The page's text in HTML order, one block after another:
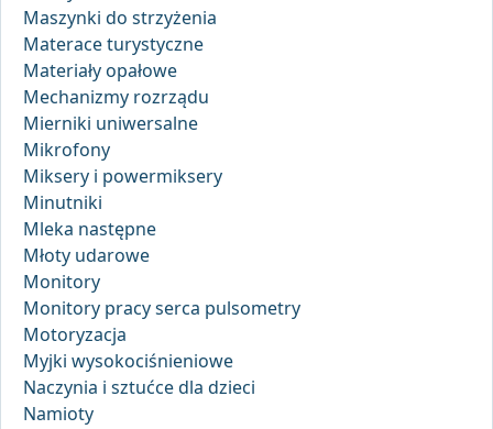
Maszynki do strzyżenia
Materace turystyczne
Materiały opałowe
Mechanizmy rozrządu
Mierniki uniwersalne
Mikrofony
Miksery i powermiksery
Minutniki
Mleka następne
Młoty udarowe
Monitory
Monitory pracy serca pulsometry
Motoryzacja
Myjki wysokociśnieniowe
Naczynia i sztućce dla dzieci
Namioty